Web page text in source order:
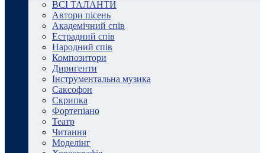
ВСІ ТАЛАНТИ
Автори пісень
Академічний спів
Естрадний спів
Народний спів
Композитори
Диригенти
Інструментальна музика
Саксофон
Скрипка
Фортепіано
Театр
Читання
Моделінг